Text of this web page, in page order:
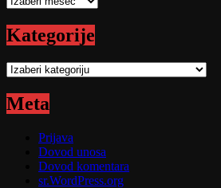
Kategorije
Kategorije
Meta
Prijava
Dovod unosa
Dovod komentara
sr.WordPress.org